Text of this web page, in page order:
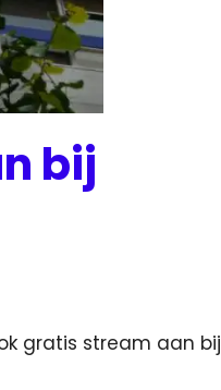
bij
gratis stream aan bij